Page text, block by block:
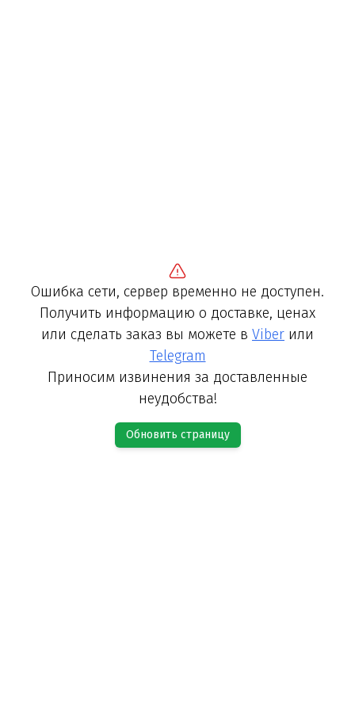
Ошибка сети, сервер временно не доступен.
Получить информацию о доставке, ценах
или сделать заказ вы можете в Viber или
Telegram
Приносим извинения за доставленные
неудобства!
Обновить страницу